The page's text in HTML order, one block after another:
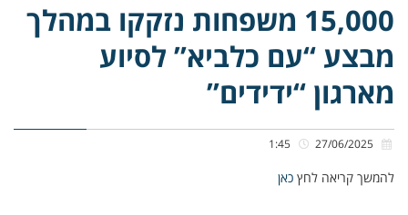
15,000 משפחות נזקקו במהלך
מבצע “עם כלביא” לסיוע
מארגון “ידידים”
להמשך קריאה לחץ כאן